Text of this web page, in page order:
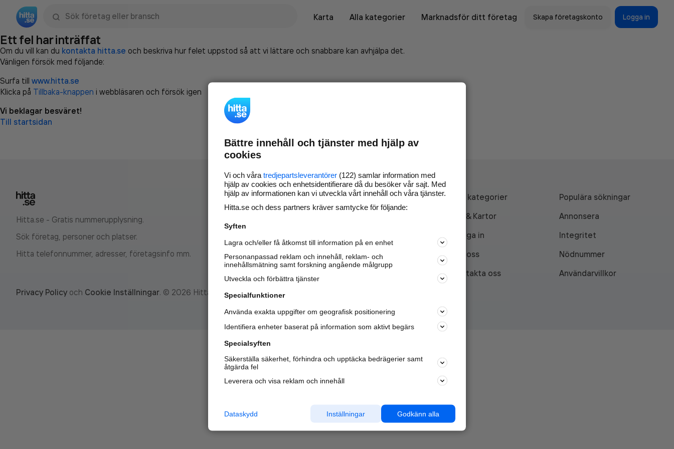
Karta
Alla kategorier Marknadsför ditt företag Skapa företagskonto Logga in
Ett fel har inträffat
Om du vill kan du kontakta hitta.se och beskriva hur felet uppstod så att vi lättare och snabbare kan avhjälpa det.
Vänligen försök med följande:
Surfa till www.hitta.se
Klicka på Tillbaka-knappen i webbläsaren och försök igen
Vi beklagar besväret!
Till startsidan
Hitta.se - Gratis nummerupplysning.
Sök företag, personer och platser.
Hitta telefonnummer, adresser, företagsinfo mm.
Marknadsför företaget på
nya kunder och
samarbetspartners nära dig.
Läs mer här
Alla kategorier
Populära sökningar
API & Kartor
Annonsera
Logga in
Integritet
Om oss
Nödnummer
Kontakta oss
Användarvillkor
Privacy Policy och Cookie Inställningar. © 2026 Hitta.se
Bättre innehåll och tjänster med hjälp av
cookies
Vi och våra tredjepartsleverantörer (122) samlar information med
hjälp av cookies och enhetsidentifierare då du besöker vår sajt. Med
hjälp av informationen kan vi utveckla vårt innehåll och våra tjänster.
Hitta.se och dess partners kräver samtycke för följande:
Syften
Lagra och/eller få åtkomst till information på en enhet
Personanpassad reklam och innehåll, reklam- och
innehållsmätning samt forskning angående målgrupp
Utveckla och förbättra tjänster
Specialfunktioner
Använda exakta uppgifter om geografisk positionering
Identifiera enheter baserat på information som aktivt begärs
Specialsyften
Säkerställa säkerhet, förhindra och upptäcka bedrägerier samt
åtgärda fel
Leverera och visa reklam och innehåll
Godkänn alla
Inställningar
Dataskydd